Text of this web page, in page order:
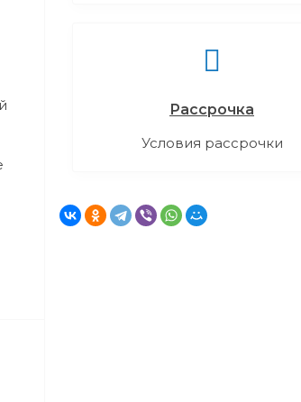
Рассрочка
Условия рассрочки